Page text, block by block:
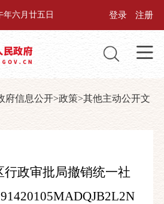
年六月廿五日 登录 注册
府信息公开>政策>其他主动公开文
行政审批局撤销统一社